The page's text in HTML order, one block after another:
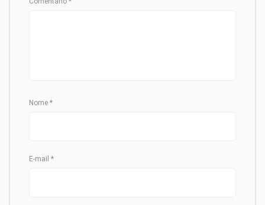
Nome *
E-mail *